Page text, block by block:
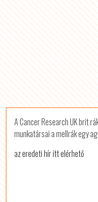
A Cancer Research UK brit
munkatársai a mellrák egy
az eredeti hír itt elérhető